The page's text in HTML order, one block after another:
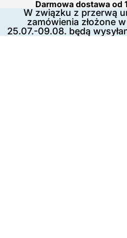
Darmowa dostawa od
W związku z przerwą
zamówienia złożone
25.07.-09.08. będą